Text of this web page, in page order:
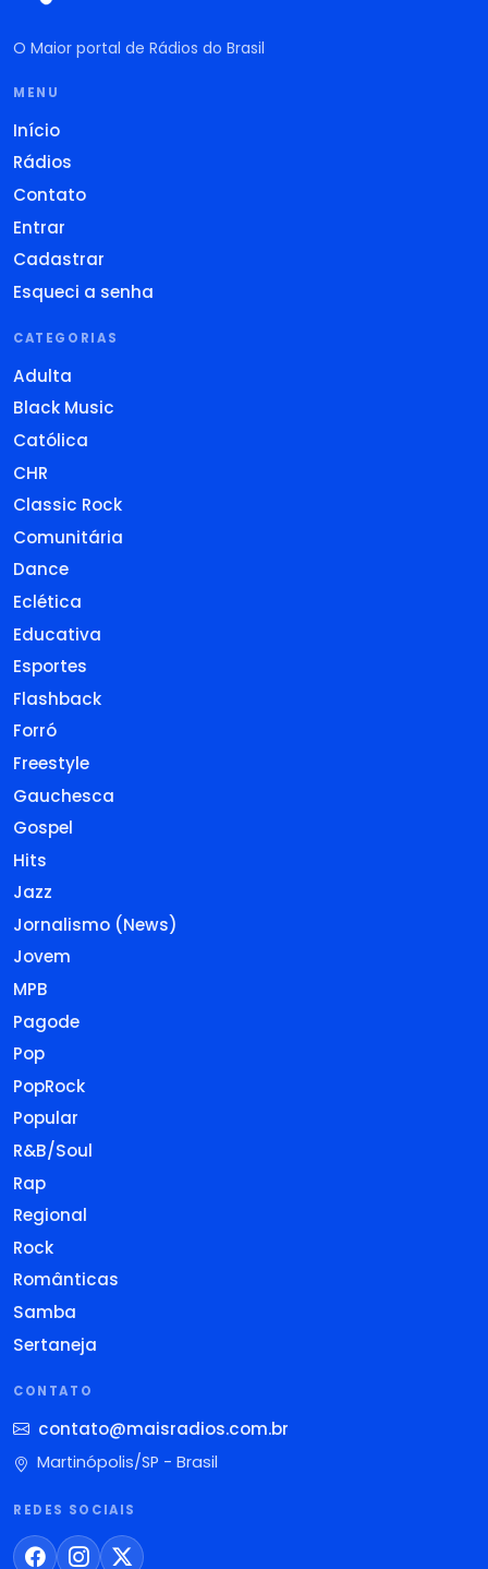
O Maior portal de Rádios do Brasil
MENU
Início
Rádios
Contato
Entrar
Cadastrar
Esqueci a senha
CATEGORIAS
Adulta
Black Music
Católica
CHR
Classic Rock
Comunitária
Dance
Eclética
Educativa
Esportes
Flashback
Forró
Freestyle
Gauchesca
Gospel
Hits
Jazz
Jornalismo (News)
Jovem
MPB
Pagode
Pop
PopRock
Popular
R&B/Soul
Rap
Regional
Rock
Românticas
Samba
Sertaneja
CONTATO
contato@maisradios.com.br
Martinópolis/SP - Brasil
REDES SOCIAIS